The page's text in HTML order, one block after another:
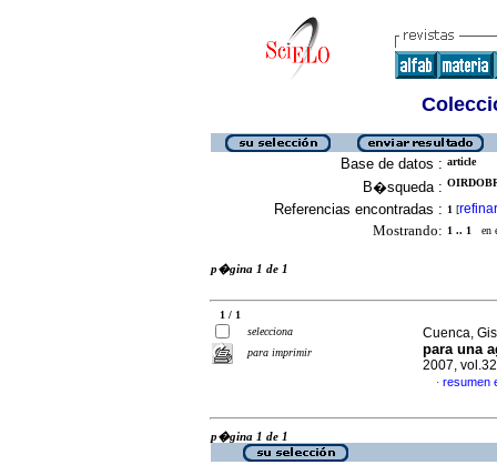
Base de datos : article
B�squeda :
Referencias encontradas : 1 [refinar
Mostrando: 1 .. 1 en
p�gina 1 de 1
1 / 1
selecciona
para imprimir
Cuenca,
para una
2007,
· resumen
p�gina 1 de 1